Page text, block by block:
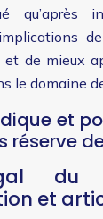
qu’après
et de mieux
le domaine
et
réserve
et